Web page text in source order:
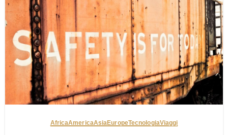
AfricaAmericaAsiaEuropeTecnologiaViaggi